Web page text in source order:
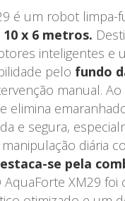
é um robot
x 6 metros.
inteligentes
pelo fundo
manual.
elimina
e segura,
diária
se pela
AquaForte XM29